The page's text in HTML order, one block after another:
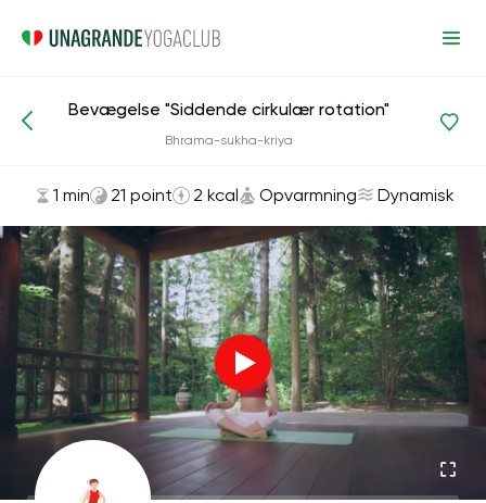
Asanas og øvelser Opvarmning
Bevægelse "Siddende cirkulær rotation"
Bhrama-sukha-kriya
1 min 21 point 2 kcal Opvarmning Dynamisk